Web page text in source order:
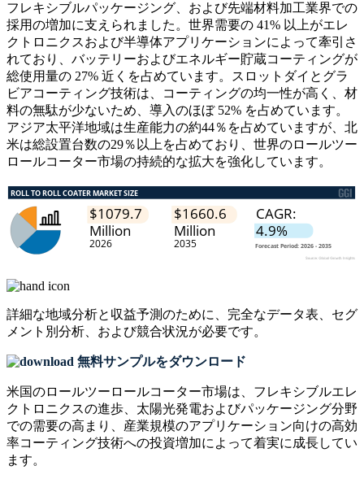
フレキシブルパッケージング、および先端材料加工業界での
採用の増加に支えられました。世界需要の 41% 以上がエレ
クトロニクスおよび半導体アプリケーションによって牽引さ
れており、バッテリーおよびエネルギー貯蔵コーティングが
総使用量の 27% 近くを占めています。スロットダイとグラ
ビアコーティング技術は、コーティングの均一性が高く、材
料の無駄が少ないため、導入のほぼ 52% を占めています。
アジア太平洋地域は生産能力の約44％を占めていますが、北
米は総設置台数の29％以上を占めており、世界のロールツー
ロールコーター市場の持続的な拡大を強化しています。
詳細な地域分析と収益予測のために、 完全なデータ表、セグ
メント別分析、および競合状況が必要です。
無料サンプルをダウンロード
米国のロールツーロールコーター市場は、フレキシブルエレ
クトロニクスの進歩、太陽光発電およびパッケージング分野
での需要の高まり、産業規模のアプリケーション向けの高効
率コーティング技術への投資増加によって着実に成長してい
ます。